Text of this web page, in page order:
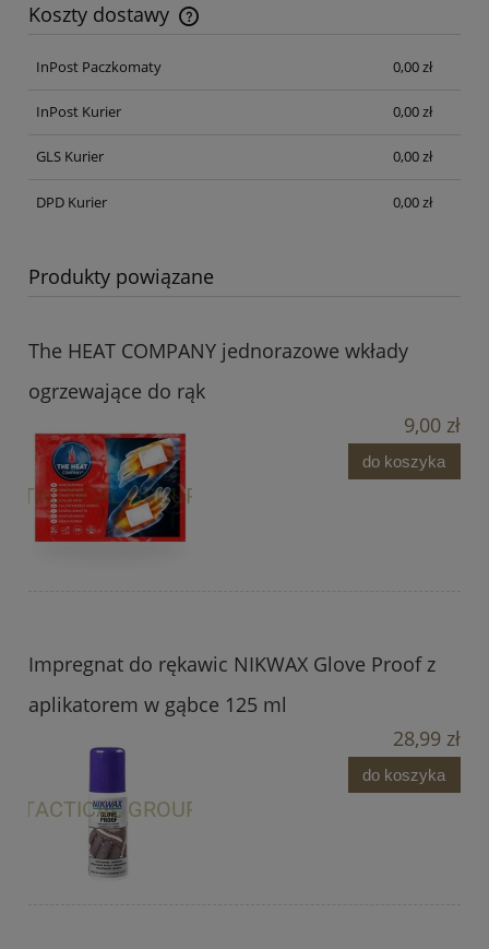
Koszty dostawy
Cena nie zawiera ewentualnych kosztów płatności
InPost Paczkomaty
0,00 zł
InPost Kurier 0,00 zł
GLS Kurier 0,00 zł
DPD Kurier 0,00 zł
Produkty powiązane
The HEAT COMPANY jednorazowe wkłady
ogrzewające do rąk
9,00 zł
do koszyka
Impregnat do rękawic NIKWAX Glove Proof z
aplikatorem w gąbce 125 ml
28,99 zł
do koszyka